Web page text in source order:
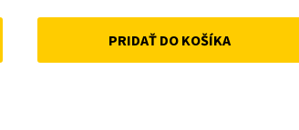
price
was:
price
is:
PRIDAŤ DO KOŠÍKA